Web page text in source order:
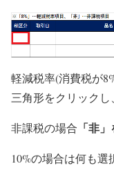
軽減税率(消費税が
三角形をクリックし、
非課税の場合 「非
10%の場合は何も選